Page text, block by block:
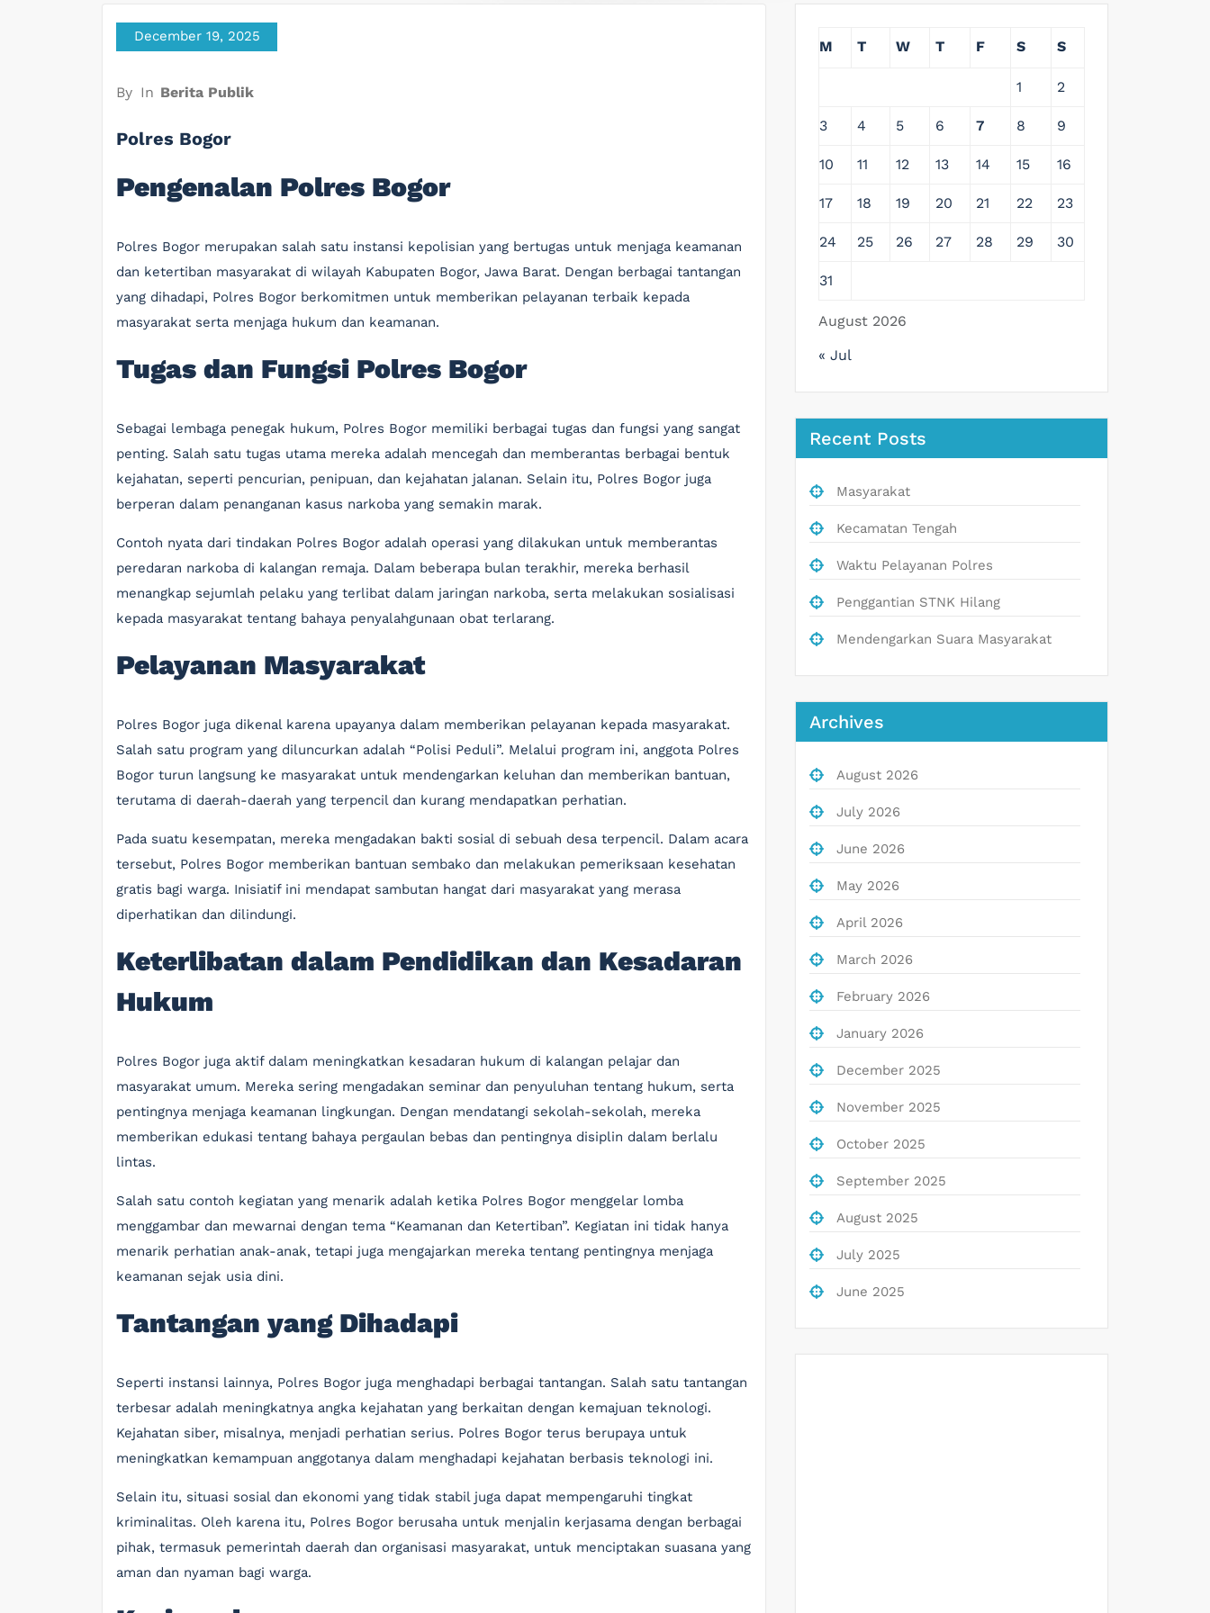
December 19, 2025
By In Berita Publik
Polres Bogor
Pengenalan Polres Bogor
Polres Bogor merupakan salah satu instansi kepolisian yang bertugas untuk menjaga keamanan
dan ketertiban masyarakat di wilayah Kabupaten Bogor, Jawa Barat. Dengan berbagai tantangan
yang dihadapi, Polres Bogor berkomitmen untuk memberikan pelayanan terbaik kepada
masyarakat serta menjaga hukum dan keamanan.
Tugas dan Fungsi Polres Bogor
Sebagai lembaga penegak hukum, Polres Bogor memiliki berbagai tugas dan fungsi yang sangat
penting. Salah satu tugas utama mereka adalah mencegah dan memberantas berbagai bentuk
kejahatan, seperti pencurian, penipuan, dan kejahatan jalanan. Selain itu, Polres Bogor juga
berperan dalam penanganan kasus narkoba yang semakin marak.
Contoh nyata dari tindakan Polres Bogor adalah operasi yang dilakukan untuk memberantas
peredaran narkoba di kalangan remaja. Dalam beberapa bulan terakhir, mereka berhasil
menangkap sejumlah pelaku yang terlibat dalam jaringan narkoba, serta melakukan sosialisasi
kepada masyarakat tentang bahaya penyalahgunaan obat terlarang.
Pelayanan Masyarakat
Polres Bogor juga dikenal karena upayanya dalam memberikan pelayanan kepada masyarakat.
Salah satu program yang diluncurkan adalah “Polisi Peduli”. Melalui program ini, anggota Polres
Bogor turun langsung ke masyarakat untuk mendengarkan keluhan dan memberikan bantuan,
terutama di daerah-daerah yang terpencil dan kurang mendapatkan perhatian.
Pada suatu kesempatan, mereka mengadakan bakti sosial di sebuah desa terpencil. Dalam acara
tersebut, Polres Bogor memberikan bantuan sembako dan melakukan pemeriksaan kesehatan
gratis bagi warga. Inisiatif ini mendapat sambutan hangat dari masyarakat yang merasa
diperhatikan dan dilindungi.
Keterlibatan dalam Pendidikan dan Kesadaran
Hukum
Polres Bogor juga aktif dalam meningkatkan kesadaran hukum di kalangan pelajar dan
masyarakat umum. Mereka sering mengadakan seminar dan penyuluhan tentang hukum, serta
pentingnya menjaga keamanan lingkungan. Dengan mendatangi sekolah-sekolah, mereka
memberikan edukasi tentang bahaya pergaulan bebas dan pentingnya disiplin dalam berlalu
lintas.
Salah satu contoh kegiatan yang menarik adalah ketika Polres Bogor menggelar lomba
menggambar dan mewarnai dengan tema “Keamanan dan Ketertiban”. Kegiatan ini tidak hanya
menarik perhatian anak-anak, tetapi juga mengajarkan mereka tentang pentingnya menjaga
keamanan sejak usia dini.
Tantangan yang Dihadapi
Seperti instansi lainnya, Polres Bogor juga menghadapi berbagai tantangan. Salah satu tantangan
terbesar adalah meningkatnya angka kejahatan yang berkaitan dengan kemajuan teknologi.
Kejahatan siber, misalnya, menjadi perhatian serius. Polres Bogor terus berupaya untuk
meningkatkan kemampuan anggotanya dalam menghadapi kejahatan berbasis teknologi ini.
Selain itu, situasi sosial dan ekonomi yang tidak stabil juga dapat mempengaruhi tingkat
kriminalitas. Oleh karena itu, Polres Bogor berusaha untuk menjalin kerjasama dengan berbagai
pihak, termasuk pemerintah daerah dan organisasi masyarakat, untuk menciptakan suasana yang
aman dan nyaman bagi warga.
August 2026
M T W T F S S
1 2
3 4 5 6 7 8 9
10 11 12 13 14 15 16
17 18 19 20 21 22 23
24 25 26 27 28 29 30
31
« Jul
Recent Posts
Masyarakat
Kecamatan Tengah
Waktu Pelayanan Polres
Penggantian STNK Hilang
Mendengarkan Suara Masyarakat
Archives
August 2026
July 2026
June 2026
May 2026
April 2026
March 2026
February 2026
January 2026
December 2025
November 2025
October 2025
September 2025
August 2025
July 2025
June 2025